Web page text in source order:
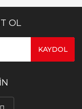
OL
KAYDOL